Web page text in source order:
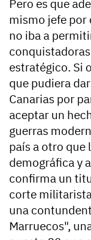
Pero es que
mismo jefe por
no iba a
estratégico. Si
que pudiera
Canarias por
aceptar un
guerras
país a otro que
demográfica y
confirma un
corte
una
Marruecos",